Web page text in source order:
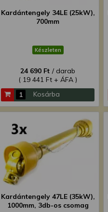
Kardántengely 34LE (25kW),
700mm
Készleten
24 690 Ft / darab
( 19 441 Ft + ÁFA )
Kosárba
Kardántengely 47LE (35kW),
1000mm, 3db-os csomag